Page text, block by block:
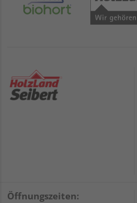
Öffnungszeiten: